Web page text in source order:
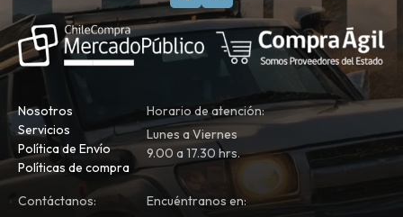
Nosotros
Servicios
Política de Envío
Políticas de compra
Horario de atención:
Lunes a Viernes
9.00 a 17.30 hrs.
Contáctanos:
Encuéntranos en: